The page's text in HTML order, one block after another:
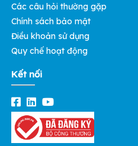
Các câu hỏi thường gặp
Chính sách bảo mật
Điều khoản sử dụng
Quy chế hoạt động
Kết nối